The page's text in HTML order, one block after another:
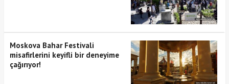
Moskova Bahar Festivali
misafirlerini keyifli bir deneyime
çağırıyor!